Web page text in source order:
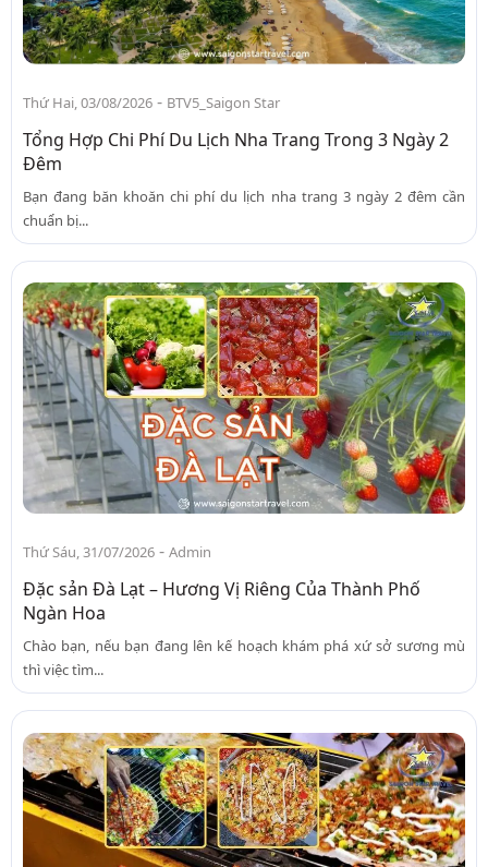
Thứ Hai, 03/08/2026 - BTV5_Saigon Star
Tổng Hợp Chi Phí Du Lịch Nha Trang Trong 3 Ngày 2
Đêm
Bạn đang băn khoăn chi phí du lịch nha trang 3 ngày 2 đêm cần
chuẩn bị...
Thứ Sáu, 31/07/2026 - Admin
Đặc sản Đà Lạt – Hương Vị Riêng Của Thành Phố
Ngàn Hoa
Chào bạn, nếu bạn đang lên kế hoạch khám phá xứ sở sương mù
thì việc tìm...